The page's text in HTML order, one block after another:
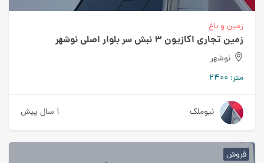
زمین و باغ
زمین تجاری اکازیون 3 نبش سر بلوار اصلی نوشهر
نوشهر
متر: 2400
نیوملک 1 سال پیش
فروش